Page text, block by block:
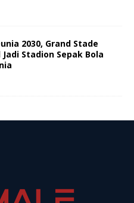
2030, Grand Stade
Stadion Sepak Bola